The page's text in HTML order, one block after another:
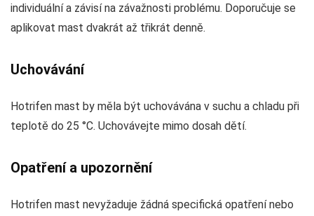
individuální a závisí na závažnosti problému. Doporučuje se
aplikovat mast dvakrát až třikrát denně.
Uchovávání
Hotrifen mast by měla být uchovávána v suchu a chladu při
teplotě do 25 °C. Uchovávejte mimo dosah dětí.
Opatření a upozornění
Hotrifen mast nevyžaduje žádná specifická opatření nebo